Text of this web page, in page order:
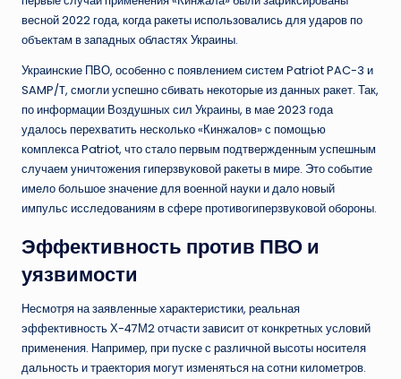
весной 2022 года, когда ракеты использовались для ударов по
объектам в западных областях Украины.
Украинские ПВО, особенно с появлением систем Patriot PAC-3 и
SAMP/T, смогли успешно сбивать некоторые из данных ракет. Так,
по информации Воздушных сил Украины, в мае 2023 года
удалось перехватить несколько «Кинжалов» с помощью
комплекса Patriot, что стало первым подтвержденным успешным
случаем уничтожения гиперзвуковой ракеты в мире. Это событие
имело большое значение для военной науки и дало новый
импульс исследованиям в сфере противогиперзвуковой обороны.
Эффективность против ПВО и
уязвимости
Несмотря на заявленные характеристики, реальная
эффективность Х-47М2 отчасти зависит от конкретных условий
применения. Например, при пуске с различной высоты носителя
дальность и траектория могут изменяться на сотни километров.